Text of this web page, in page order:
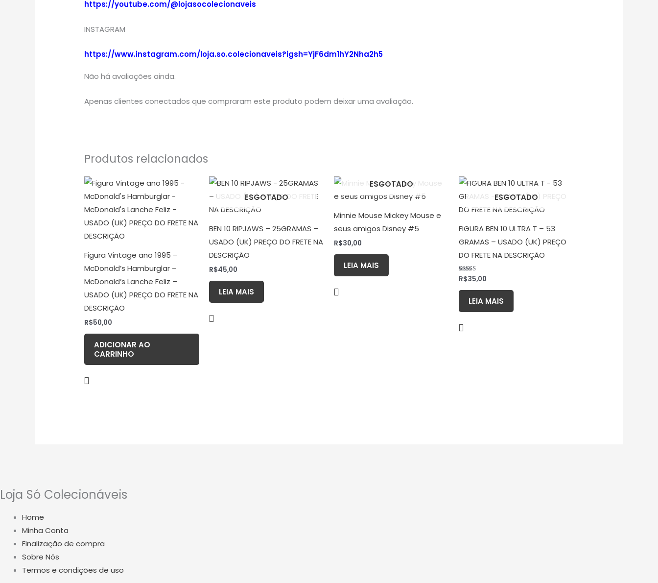
https://youtube.com/@lojasocolecionaveis
INSTAGRAM
https://www.instagram.com/loja.so.colecionaveis?igsh=YjF6dm1hY2Nha2h5
Não há avaliações ainda.
Apenas clientes conectados que compraram este produto podem deixar uma avaliação.
Produtos relacionados
Figura Vintage ano 1995 –
McDonald’s Hamburglar –
McDonald’s Lanche Feliz –
USADO (UK) PREÇO DO FRETE NA
DESCRIÇÃO
R$50,00
ADICIONAR AO
CARRINHO
ESGOTADO
BEN 10 RIPJAWS – 25GRAMAS –
USADO (UK) PREÇO DO FRETE NA
DESCRIÇÃO
R$45,00
LEIA MAIS
ESGOTADO
Minnie Mouse Mickey Mouse e
seus amigos Disney #5
R$30,00
LEIA MAIS
ESGOTADO
FIGURA BEN 10 ULTRA T – 53
GRAMAS – USADO (UK) PREÇO
DO FRETE NA DESCRIÇÃO
Avaliação
5.00
de 5
R$35,00
LEIA MAIS
Loja Só Colecionáveis
Home
Minha Conta
Finalização de compra
Sobre Nós
Termos e condições de uso